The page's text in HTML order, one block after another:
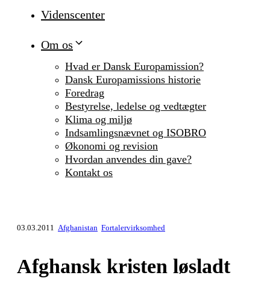
Videnscenter
Om os
Hvad er Dansk Europamission?
Dansk Europamissions historie
Foredrag
Bestyrelse, ledelse og vedtægter
Klima og miljø
Indsamlingsnævnet og ISOBRO
Økonomi og revision
Hvordan anvendes din gave?
Kontakt os
03.03.2011 Afghanistan Fortalervirksomhed
Afghansk kristen løsladt